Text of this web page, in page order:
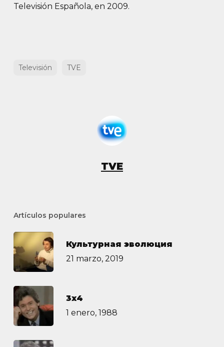
Televisión Española, en 2009.
Televisión TVE
TVE
Artículos populares
Культурная эволюция
21 marzo, 2019
3х4
1 enero, 1988